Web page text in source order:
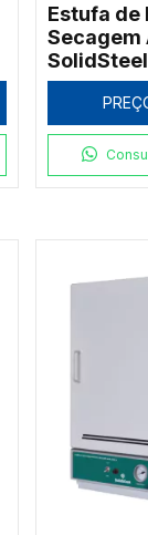
Estufa de
Secagem